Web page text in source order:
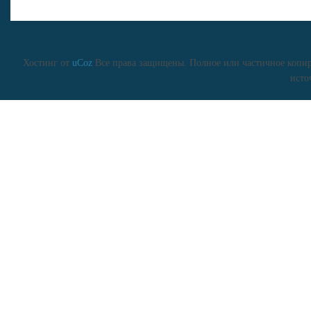
Хостинг от uCozВсе права защищены. Полное или частичное